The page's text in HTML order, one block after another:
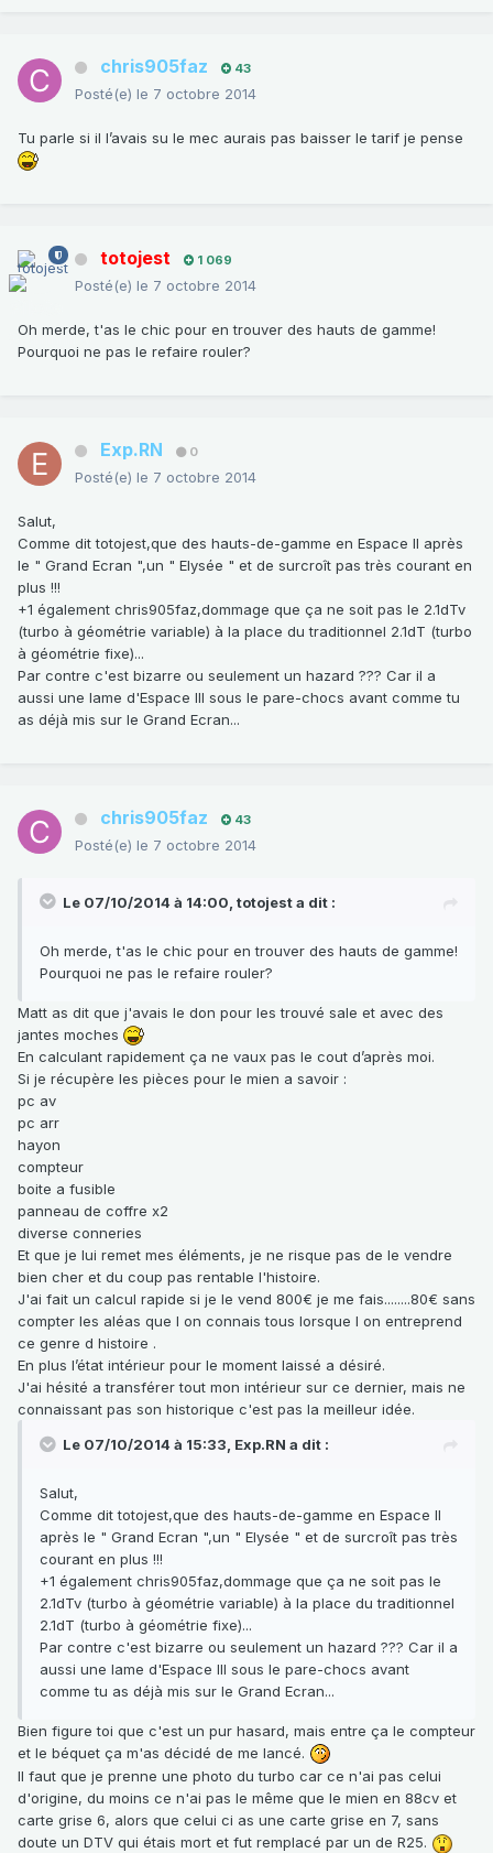
chris905faz 43
Posté(e) le 7 octobre 2014
Tu parle si il l’avais su le mec aurais pas baisser le tarif je pense
totojest 1 069
Posté(e) le 7 octobre 2014
Oh merde, t'as le chic pour en trouver des hauts de gamme!
Pourquoi ne pas le refaire rouler?
Exp.RN 0
Posté(e) le 7 octobre 2014
Salut,
Comme dit totojest,que des hauts-de-gamme en Espace II après
le " Grand Ecran ",un " Elysée " et de surcroît pas très courant en
plus !!!
+1 également chris905faz,dommage que ça ne soit pas le 2.1dTv
(turbo à géométrie variable) à la place du traditionnel 2.1dT (turbo
à géométrie fixe)...
Par contre c'est bizarre ou seulement un hazard ??? Car il a
aussi une lame d'Espace III sous le pare-chocs avant comme tu
as déjà mis sur le Grand Ecran...
chris905faz 43
Posté(e) le 7 octobre 2014
Le 07/10/2014 à 14:00, totojest a dit :
Oh merde, t'as le chic pour en trouver des hauts de gamme!
Pourquoi ne pas le refaire rouler?
Matt as dit que j'avais le don pour les trouvé sale et avec des
jantes moches
En calculant rapidement ça ne vaux pas le cout d’après moi.
Si je récupère les pièces pour le mien a savoir :
pc av
pc arr
hayon
compteur
boite a fusible
panneau de coffre x2
diverse conneries
Et que je lui remet mes éléments, je ne risque pas de le vendre
bien cher et du coup pas rentable l'histoire.
J'ai fait un calcul rapide si je le vend 800€ je me fais........80€ sans
compter les aléas que l on connais tous lorsque l on entreprend
ce genre d histoire .
En plus l’état intérieur pour le moment laissé a désiré.
J'ai hésité a transférer tout mon intérieur sur ce dernier, mais ne
connaissant pas son historique c'est pas la meilleur idée.
Le 07/10/2014 à 15:33, Exp.RN a dit :
Salut,
Comme dit totojest,que des hauts-de-gamme en Espace II
après le " Grand Ecran ",un " Elysée " et de surcroît pas très
courant en plus !!!
+1 également chris905faz,dommage que ça ne soit pas le
2.1dTv (turbo à géométrie variable) à la place du traditionnel
2.1dT (turbo à géométrie fixe)...
Par contre c'est bizarre ou seulement un hazard ??? Car il a
aussi une lame d'Espace III sous le pare-chocs avant
comme tu as déjà mis sur le Grand Ecran...
Bien figure toi que c'est un pur hasard, mais entre ça le compteur
et le béquet ça m'as décidé de me lancé.
Il faut que je prenne une photo du turbo car ce n'ai pas celui
d'origine, du moins ce n'ai pas le même que le mien en 88cv et
carte grise 6, alors que celui ci as une carte grise en 7, sans
doute un DTV qui étais mort et fut remplacé par un de R25.